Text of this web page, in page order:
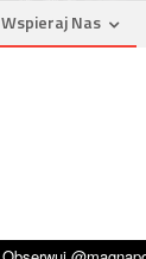
Wspieraj Nas